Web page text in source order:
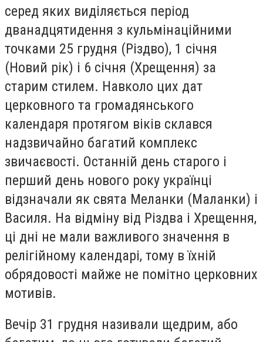
серед яких виділяється період
дванадцятидення з кульмінаційними
точками 25 грудня (Різдво), 1 січня
(Новий рік) і 6 січня (Хрещення) за
старим стилем. Навколо цих дат
церковного та громадянського
календаря протягом віків склався
надзвичайно багатий комплекс
звичаєвості. Останній день старого і
перший день нового року українці
відзначали як свята Меланки (Маланки) і
Василя. На відміну від Різдва і Хрещення,
ці дні не мали важливого значення в
релігійному календарі, тому в їхній
обрядовості майже не помітно церковних
мотивів.
Вечір 31 грудня називали щедрим, або